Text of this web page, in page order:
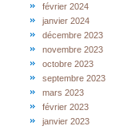
février 2024
janvier 2024
décembre 2023
novembre 2023
octobre 2023
septembre 2023
mars 2023
février 2023
janvier 2023